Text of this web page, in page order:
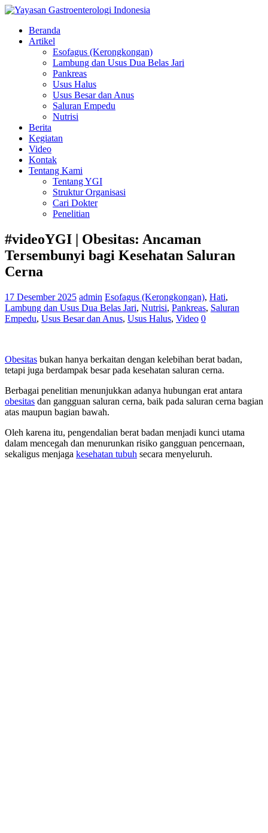
Beranda
Artikel
Esofagus (Kerongkongan)
Lambung dan Usus Dua Belas Jari
Pankreas
Usus Halus
Usus Besar dan Anus
Saluran Empedu
Nutrisi
Berita
Kegiatan
Video
Kontak
Tentang Kami
Tentang YGI
Struktur Organisasi
Cari Dokter
Penelitian
#videoYGI | Obesitas: Ancaman
Tersembunyi bagi Kesehatan Saluran
Cerna
17 Desember 2025 admin Esofagus (Kerongkongan), Hati,
Lambung dan Usus Dua Belas Jari, Nutrisi, Pankreas, Saluran
Empedu, Usus Besar dan Anus, Usus Halus, Video 0
Obesitas bukan hanya berkaitan dengan kelebihan berat badan,
tetapi juga berdampak besar pada kesehatan saluran cerna.
Berbagai penelitian menunjukkan adanya hubungan erat antara
obesitas dan gangguan saluran cerna, baik pada saluran cerna bagian
atas maupun bagian bawah.
Oleh karena itu, pengendalian berat badan menjadi kunci utama
dalam mencegah dan menurunkan risiko gangguan pencernaan,
sekaligus menjaga kesehatan tubuh secara menyeluruh.